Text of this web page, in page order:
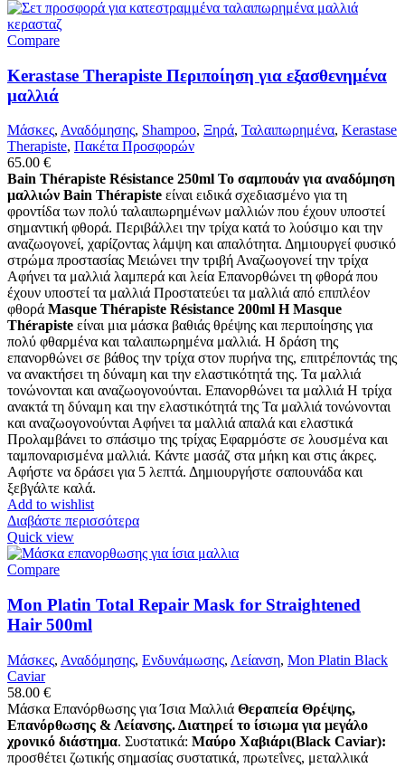
Compare
Kerastase Therapiste Περιποίηση για εξασθενημένα
μαλλιά
Μάσκες, Αναδόμησης, Shampoo, Ξηρά, Ταλαιπωρημένα, Kerastase
Therapiste, Πακέτα Προσφορών
65.00 €
Bain Thérapiste Résistance 250ml Το σαμπουάν για αναδόμηση
μαλλιών Bain Thérapiste είναι ειδικά σχεδιασμένο για τη
φροντίδα των πολύ ταλαιπωρημένων μαλλιών που έχουν υποστεί
σημαντική φθορά. Περιβάλλει την τρίχα κατά το λούσιμο και την
αναζωογονεί, χαρίζοντας λάμψη και απαλότητα. Δημιουργεί φυσικό
στρώμα προστασίας Μειώνει την τριβή Αναζωογονεί την τρίχα
Αφήνει τα μαλλιά λαμπερά και λεία Επανορθώνει τη φθορά που
έχουν υποστεί τα μαλλιά Προστατεύει τα μαλλιά από επιπλέον
φθορά Masque Thérapiste Résistance 200ml H Masque
Thérapiste είναι μια μάσκα βαθιάς θρέψης και περιποίησης για
πολύ φθαρμένα και ταλαιπωρημένα μαλλιά. Η δράση της
επανορθώνει σε βάθος την τρίχα στον πυρήνα της, επιτρέποντάς της
να ανακτήσει τη δύναμη και την ελαστικότητά της. Τα μαλλιά
τονώνονται και αναζωογονούνται. Επανορθώνει τα μαλλιά Η τρίχα
ανακτά τη δύναμη και την ελαστικότητά της Τα μαλλιά τονώνονται
και αναζωογονούνται Αφήνει τα μαλλιά απαλά και ελαστικά
Προλαμβάνει το σπάσιμο της τρίχας Εφαρμόστε σε λουσμένα και
ταμποναρισμένα μαλλιά. Κάντε μασάζ στα μήκη και στις άκρες.
Αφήστε να δράσει για 5 λεπτά. Δημιουργήστε σαπουνάδα και
ξεβγάλτε καλά.
Add to wishlist
Διαβάστε περισσότερα
Quick view
Compare
Mon Platin Total Repair Mask for Straightened
Hair 500ml
Μάσκες, Αναδόμησης, Ενδυνάμωσης, Λείανση, Mon Platin Black
Caviar
58.00 €
Μάσκα Επανόρθωσης για Ίσια Μαλλιά Θεραπεία Θρέψης,
Επανόρθωσης & Λείανσης. Διατηρεί το ίσιωμα για μεγάλο
χρονικό διάστημα. Συστατικά: Μαύρο Χαβιάρι(Black Caviar):
προσθέτει ζωτικής σημασίας συστατικά, πρωτεΐνες, μεταλλικά